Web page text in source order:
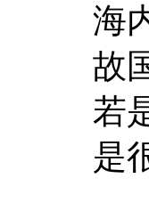
海
故
若
是